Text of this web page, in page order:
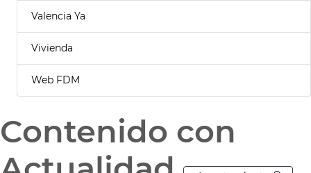
Valencia Ya
Vivienda
Web FDM
Contenido con